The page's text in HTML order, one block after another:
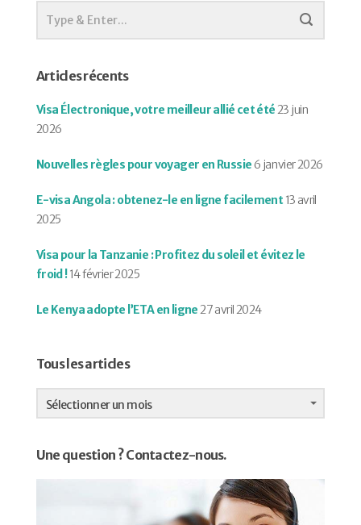
Articles récents
Visa Électronique, votre meilleur allié cet été23 juin
2026
Nouvelles règles pour voyager en Russie 6 janvier 2026
E-visa Angola : obtenez-le en ligne facilement 13 avril
2025
Visa pour la Tanzanie : Profitez du soleil et évitez le
froid !14 février 2025
Le Kenya adopte l’ETA en ligne27 avril 2024
Tous les articles
Tous
les
articles
Sélectionner un mois
Une question ? Contactez-nous.